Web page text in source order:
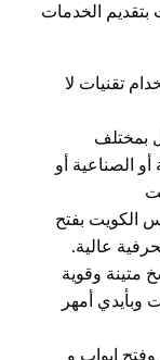
بتقديم الخدمات
تقنيات لا
بمختلف
الصناعية أو
الكويت بفتح
عالية.
متينة وقوية
وبأيدي أمهر
ابواب و